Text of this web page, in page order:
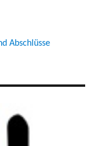
Abschlüsse